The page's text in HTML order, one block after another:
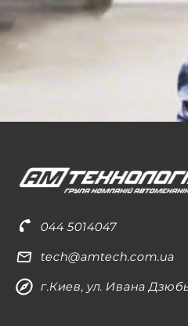
044 5014047
tech@amtech.com.ua
г.Киев, ул. Ивана